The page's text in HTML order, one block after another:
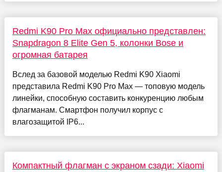
Redmi K90 Pro Max официально представлен:
Snapdragon 8 Elite Gen 5, колонки Bose и
огромная батарея
Вслед за базовой моделью Redmi K90 Xiaomi
представила Redmi K90 Pro Max — топовую модель
линейки, способную составить конкуренцию любым
флагманам. Смартфон получил корпус с
влагозащитой IP6...
Компактный флагман с экраном сзади: Xiaomi